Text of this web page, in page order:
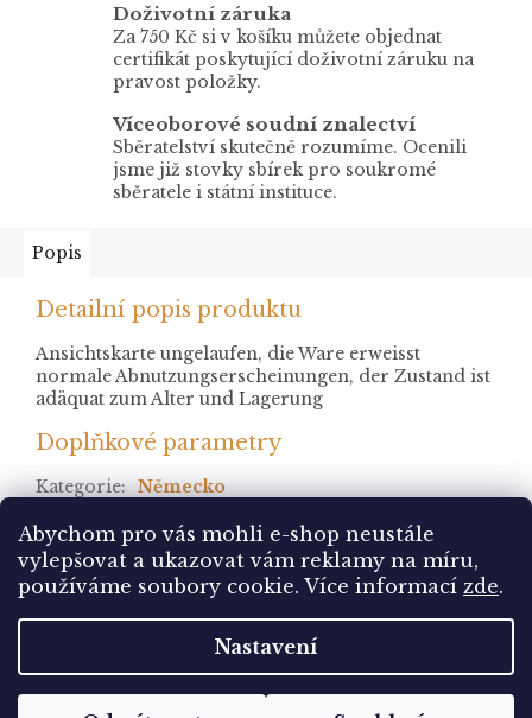
Abychom pro vás mohli e-shop neustále
vylepšovat a ukazovat vám reklamy na míru,
používáme soubory cookie. Více informací zde.
Nastavení
Doživotní záruka
Za 750 Kč si v košíku můžete objednat
certifikát poskytující doživotní záruku na
pravost položky.
Víceoborové soudní znalectví
Sběratelství skutečně rozumíme. Ocenili
jsme již stovky sbírek pro soukromé
sběratele i státní instituce.
Popis
Detailní popis produktu
Ansichtskarte ungelaufen, die Ware erweisst
normale Abnutzungserscheinungen, der Zustand ist
adäquat zum Alter und Lagerung
Doplňkové parametry
Kategorie: Německo
Copyright 2026Pohlednice Sbírám.cz. Všechna